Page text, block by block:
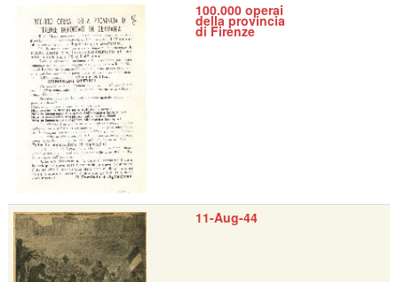
100.000 operai
della provincia
di Firenze
11-Aug-44